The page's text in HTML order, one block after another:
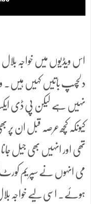
اس ویڈیوں میں خواجہ
دلچسپ باتیں کہیں ہیں۔
نہیں ہے لیکن پی ڈی
کیونکہ کچھ عرصہ قبل ان
تھی اور انہیں بھی جیل
می انہوں نے سپریم کورٹ کا
ہوئے۔ اسی لیے خواجہ